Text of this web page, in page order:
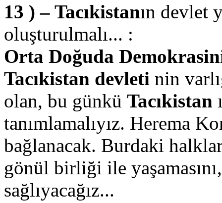
13 ) – Tacıkistanın devlet
oluşturulmalı... :
Orta Doğuda
Tacıkistan devleti nin
olan, bu günkü Tacıkistan
tanımlamalıyız. Herema
bağlanacak. Burdaki
gönül birliği ile
sağlıyacağız...